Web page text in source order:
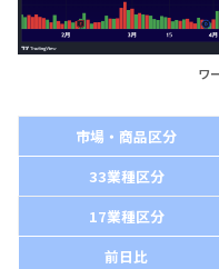
ワ
市場・商品区分
33業種区分
17業種区分
前日比